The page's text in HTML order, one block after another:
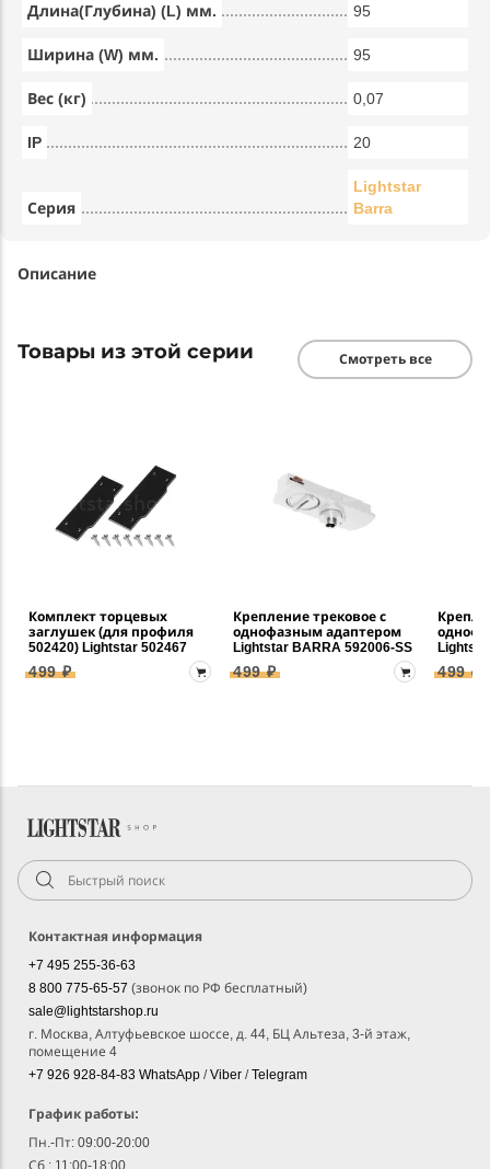
Длина(Глубина) (L) мм. 95
Ширина (W) мм. 95
Вес (кг) 0,07
IP 20
Серия
Lightstar
Barra
Описание
Товары из этой серии Смотреть все
Комплект торцевых
заглушек (для профиля
502420) Lightstar 502467
499 ₽
Крепление трековое с
однофазным адаптером
Lightstar BARRA 592006-SS
499 ₽ 499 ₽
Контактная информация
+7 495 255-36-63
8 800 775-65-57 (звонок по РФ бесплатный)
sale@lightstarshop.ru
г. Москва, Алтуфьевское шоссе, д. 44, БЦ Альтеза, 3-й этаж,
помещение 4
+7 926 928-84-83 WhatsApp /Viber /Telegram
График работы:
Пн.-Пт: 09:00-20:00